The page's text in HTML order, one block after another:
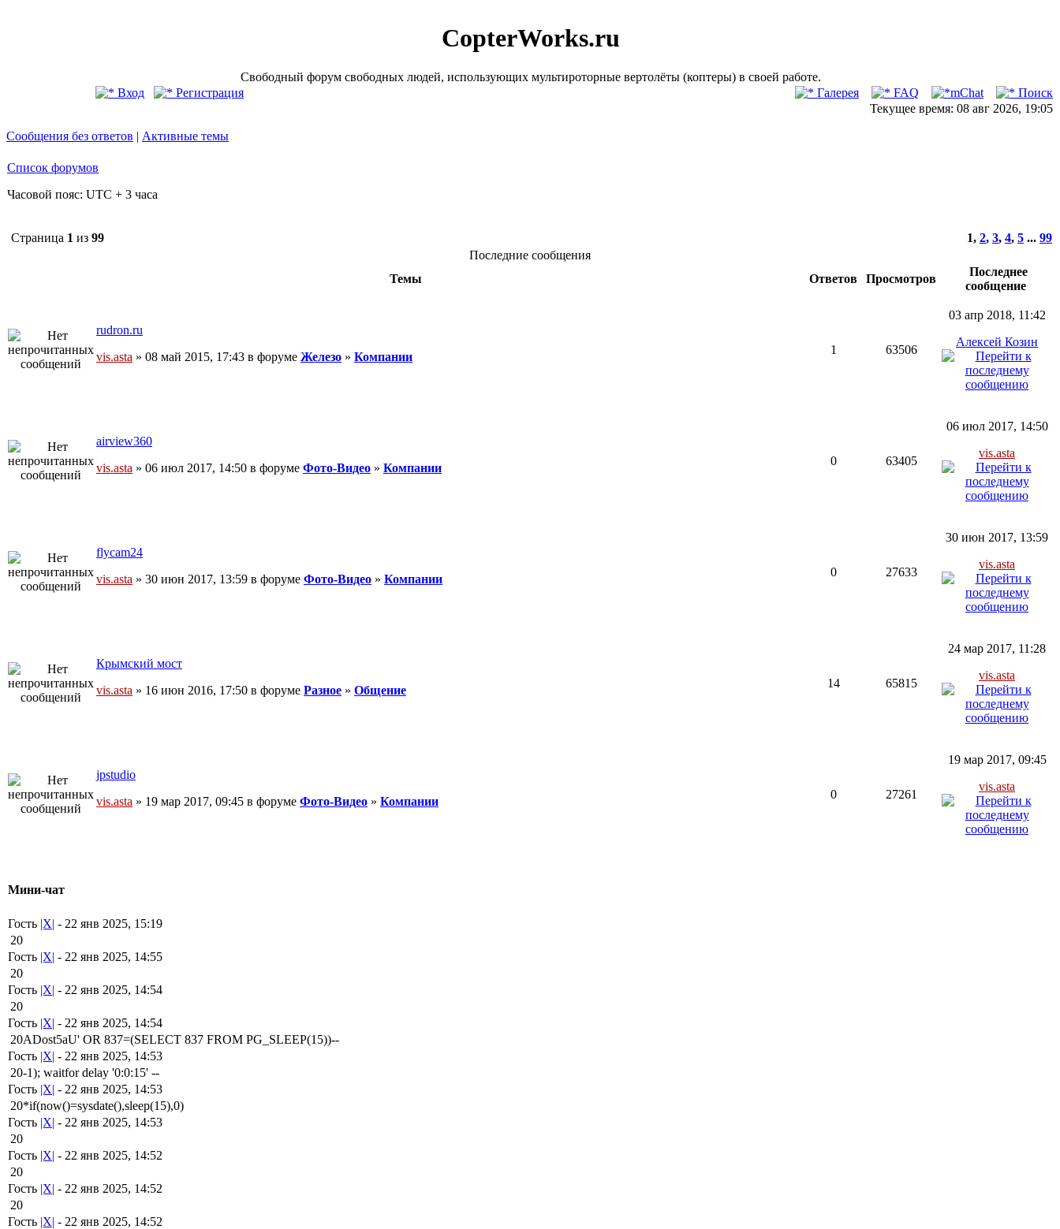
CopterWorks.ru
Свободный форум свободных людей, использующих мультироторные вертолёты (коптеры) в своей работе.
Вход
Регистрация Галерея FAQ mChat
Поиск
Текущее время: 08 авг 2026, 19:05
Сообщения без ответов | Активные темы
Список форумов
Часовой пояс: UTC + 3 часа
Страница 1 из 99 1, 2, 3, 4, 5 ... 99
Последние сообщения
Темы
Ответов Просмотров
Последнее
сообщение
rudron.ru
vis.asta » 08 май 2015, 17:43 в форуме Железо » Компании
1 63506
03 апр 2018, 11:42
Алексей Козин
airview360
vis.asta » 06 июл 2017, 14:50 в форуме Фото-Видео » Компании
0 63405
06 июл 2017, 14:50
vis.asta
flycam24
vis.asta » 30 июн 2017, 13:59 в форуме Фото-Видео » Компании
0 27633
30 июн 2017, 13:59
vis.asta
Крымский мост
vis.asta » 16 июн 2016, 17:50 в форуме Разное » Общение
14 65815
24 мар 2017, 11:28
vis.asta
jpstudio
vis.asta » 19 мар 2017, 09:45 в форуме Фото-Видео » Компании
0 27261
19 мар 2017, 09:45
vis.asta
Мини-чат
Гость |X| - 22 янв 2025, 15:19
20
Гость |X| - 22 янв 2025, 14:55
20
Гость |X| - 22 янв 2025, 14:54
20
Гость |X| - 22 янв 2025, 14:54
20ADost5aU' OR 837=(SELECT 837 FROM PG_SLEEP(15))--
Гость |X| - 22 янв 2025, 14:53
20-1); waitfor delay '0:0:15' --
Гость |X| - 22 янв 2025, 14:53
20*if(now()=sysdate(),sleep(15),0)
Гость |X| - 22 янв 2025, 14:53
20
Гость |X| - 22 янв 2025, 14:52
20
Гость |X| - 22 янв 2025, 14:52
20
Гость |X| - 22 янв 2025, 14:52